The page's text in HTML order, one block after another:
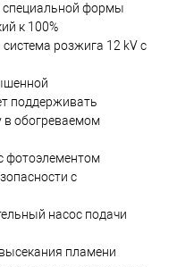
специальной формы
к 100%
розжига 12 kV с
поддерживать
в обогреваемом
фотоэлементом
с
насос подачи
пламени